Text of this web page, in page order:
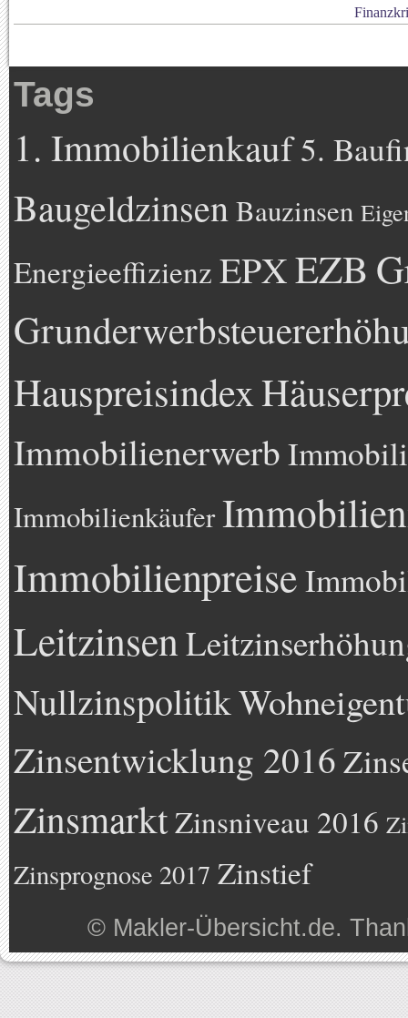
Tags
1. Immobilienkauf5.
BaugeldzinsenBauzinsen
Energieeffizienz EPXEZB
Hauspreisindex
Immobilienerwerb
Immobilienkäufer
Immobilienpreise
Leitzinsen
Nullzinspolitik
Zinsentwicklung 2016
ZinsmarktZinsniveau 2016
Zinsprognose 2017 Zinstief
© Makler-Übersicht.de.